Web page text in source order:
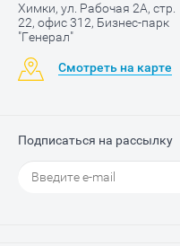
Химки, ул. Рабочая 2А, стр.
22, офис 312, Бизнес-парк
"Генерал"
Смотреть на карте
Подписаться на рассылку